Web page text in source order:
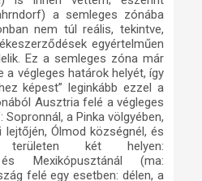
a semleges zónába
nem túl reális, tekintve,
egyértelműen
Ez a semleges zóna már
a végleges határok helyét, így
képest” leginkább ezzel a
Ausztria felé a végleges
Sopronnál, a Pinka völgyében,
Ólmod községnél, és
két helyen:
és Mexikópusztánál (ma:
felé egy esetben: délen, a